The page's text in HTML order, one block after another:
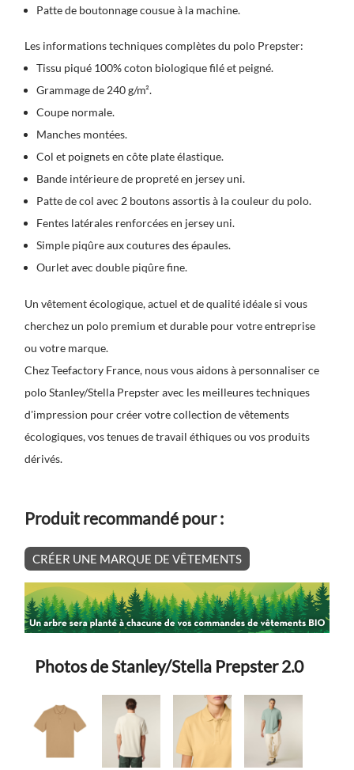
Patte de boutonnage cousue à la machine.
Les informations techniques complètes du polo Prepster:
Tissu piqué 100% coton biologique filé et peigné.
Grammage de 240 g/m².
Coupe normale.
Manches montées.
Col et poignets en côte plate élastique.
Bande intérieure de propreté en jersey uni.
Patte de col avec 2 boutons assortis à la couleur du polo.
Fentes latérales renforcées en jersey uni.
Simple piqûre aux coutures des épaules.
Ourlet avec double piqûre fine.
Un vêtement écologique, actuel et de qualité idéale si vous
cherchez un polo premium et durable pour votre entreprise
ou votre marque.
Chez Teefactory France, nous vous aidons à personnaliser ce
polo Stanley/Stella Prepster avec les meilleures techniques
d'impression pour créer votre collection de vêtements
écologiques, vos tenues de travail éthiques ou vos produits
dérivés.
Produit recommandé pour :
CRÉER UNE MARQUE DE VÊTEMENTS
Photos de Stanley/Stella Prepster 2.0